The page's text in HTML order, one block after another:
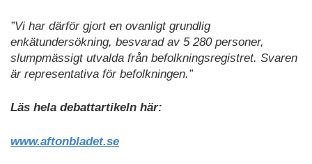
”Vi har därför gjort en ovanligt grundlig
enkätundersökning, besvarad av 5 280 personer,
slumpmässigt utvalda från befolkningsregistret. Svaren
är representativa för befolkningen.”
Läs hela debattartikeln här:
www.aftonbladet.se